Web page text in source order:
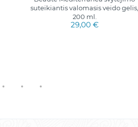
suteikiantis valomasis veido gelis,
200 ml.
29,00 €